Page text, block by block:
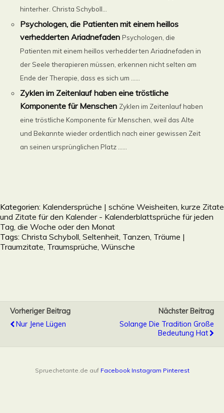
hinterher. Christa Schyboll...
Psychologen, die Patienten mit einem heillos
verhedderten Ariadnefaden Psychologen, die
Patienten mit einem heillos verhedderten Ariadnefaden in
der Seele therapieren müssen, erkennen nicht selten am
Ende der Therapie, dass es sich um ......
Zyklen im Zeitenlauf haben eine tröstliche
Komponente für Menschen Zyklen im Zeitenlauf haben
eine tröstliche Komponente für Menschen, weil das Alte
und Bekannte wieder ordentlich nach einer gewissen Zeit
an seinen ursprünglichen Platz ......
Kategorien: Kalendersprüche | schöne Weisheiten, kurze Zitate
und Zitate für den Kalender - Kalenderblattsprüche für jeden
Tag, die Woche oder den Monat
Tags: Christa Schyboll Seltenheit Tanzen Träume |
Traumzitate, Traumsprüche Wünsche
Vorheriger Beitrag
Nur Jene Lügen
Nächster Beitrag
Solange Die Tradition Große
Bedeutung Hat
Spruechetante.de auf Facebook Instagram Pinterest